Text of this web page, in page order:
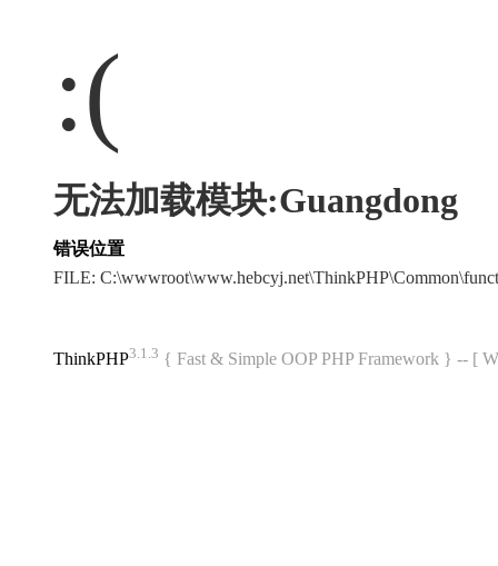
:(
无法加载模块:Guangdong
错误位置
FILE:
ThinkPHP3.1.3 { Fast & Simple OOP PHP Framework } -- [